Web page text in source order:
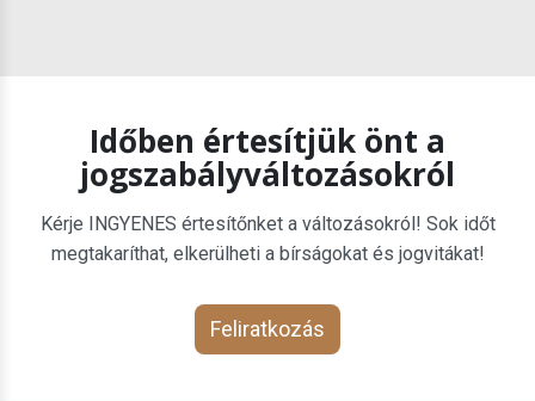
Időben értesítjük önt a
jogszabályváltozásokról
Kérje INGYENES értesítőnket a változásokról! Sok időt
megtakaríthat, elkerülheti a bírságokat és jogvitákat!
Feliratkozás